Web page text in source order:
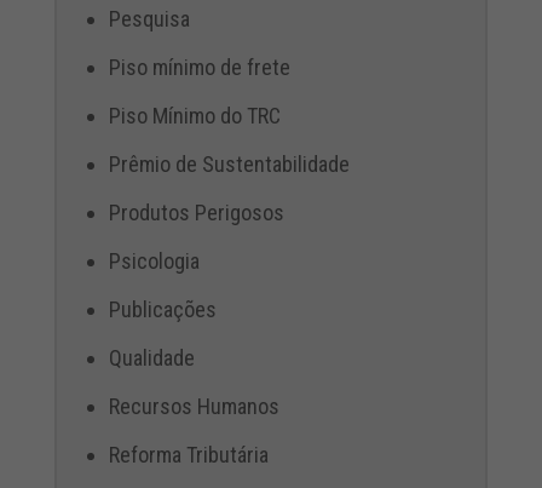
Pesquisa
Piso mínimo de frete
Piso Mínimo do TRC
Prêmio de Sustentabilidade
Produtos Perigosos
Psicologia
Publicações
Qualidade
Recursos Humanos
Reforma Tributária